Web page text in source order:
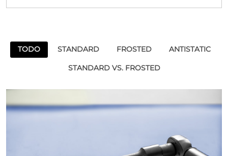
TODO STANDARD FROSTED ANTISTATIC
STANDARD VS. FROSTED